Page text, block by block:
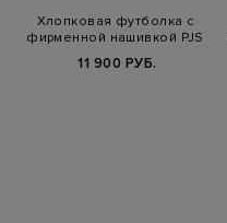
Хлопковая футболка с
фирменной нашивкой PJS
11 900 РУБ.